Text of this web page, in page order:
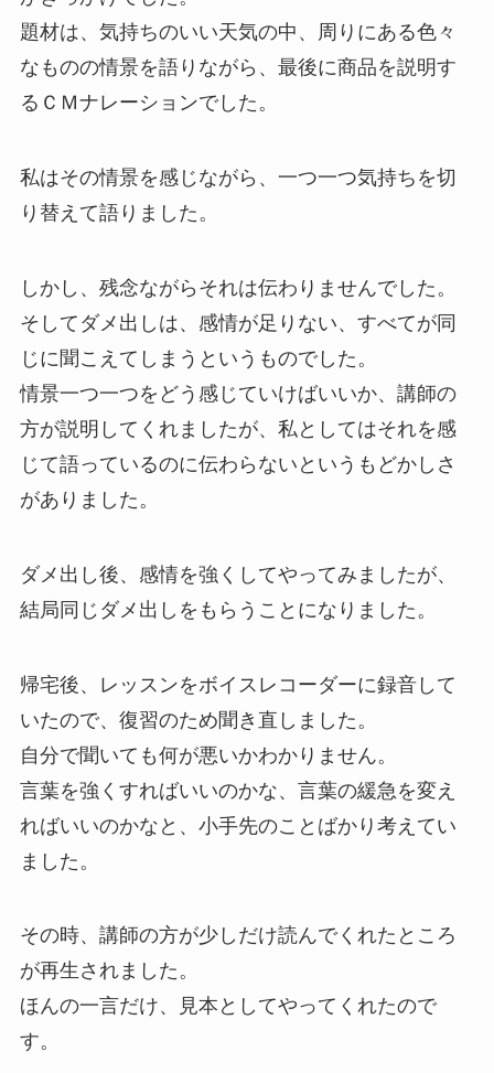
題材は、気持ちのいい天気の中、周りにある色々
なものの情景を語りながら、最後に商品を説明す
るＣＭナレーションでした。
私はその情景を感じながら、一つ一つ気持ちを切
り替えて語りました。
しかし、残念ながらそれは伝わりませんでした。
そしてダメ出しは、感情が足りない、すべてが同
じに聞こえてしまうというものでした。
情景一つ一つをどう感じていけばいいか、講師の
方が説明してくれましたが、私としてはそれを感
じて語っているのに伝わらないというもどかしさ
がありました。
ダメ出し後、感情を強くしてやってみましたが、
結局同じダメ出しをもらうことになりました。
帰宅後、レッスンをボイスレコーダーに録音して
いたので、復習のため聞き直しました。
自分で聞いても何が悪いかわかりません。
言葉を強くすればいいのかな、言葉の緩急を変え
ればいいのかなと、小手先のことばかり考えてい
ました。
その時、講師の方が少しだけ読んでくれたところ
が再生されました。
ほんの一言だけ、見本としてやってくれたので
す。